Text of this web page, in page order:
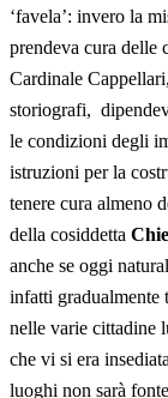
‘favela’: invero la
prendeva cura delle
Cardinale
storiografi,
le condizioni degli
istruzioni per la
tenere cura almeno
della cosiddetta
anche se oggi
infatti gradualmente
nelle varie cittadine
che vi si era
luoghi non sarà